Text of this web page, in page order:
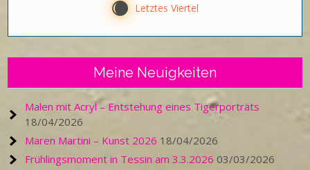
X Letztes Viertel
Meine Neuigkeiten
Malen mit Acryl – Entstehung eines Tigerporträts
18/04/2026
Maren Martini – Kunst 2026 18/04/2026
Frühlingsmoment in Tessin am 3.3.2026 03/03/2026